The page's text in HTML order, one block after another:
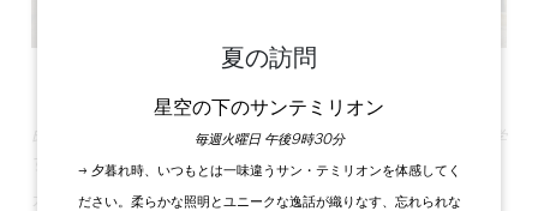
すべての写真を見る
印象的な一枚岩の教会を含むサンテミリオンの見どころを見学
ガイドの案内で何世紀にもわたる歴史をたどってみましょう！
夏の訪問
星空の下のサンテミリオン
毎週火曜日 午後9時30分
→ 夕暮れ時、いつもとは一味違うサン・テミリオンを体感してく
ださい。柔らかな照明とユニークな逸話が織りなす、忘れられな